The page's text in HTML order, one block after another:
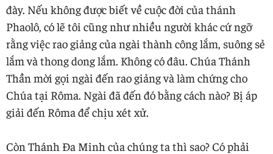
đày. Nếu không được biết về cuộc đời của thánh
Phaolô, có lẽ tôi cũng như nhiều người khác cứ ngỡ
rằng việc rao giảng của ngài thành công lắm, suông sẻ
lắm và thong dong lắm. Không có đâu. Chúa Thánh
Thần mời gọi ngài đến rao giảng và làm chứng cho
Chúa tại Rôma. Ngài đã đến đó bằng cách nào? Bị áp
giải đến Rôma để chịu xét xử.
Còn Thánh Đa Minh của chúng ta thì sao? Có phải